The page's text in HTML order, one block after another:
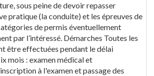
sous peine de devoir repasser
pratique (la conduite) et les épreuves de
de permis éventuellement
par l’intéressé. Démarches Toutes les
être effectuées pendant le délai
mois : examen médical et
à l'examen et passage des